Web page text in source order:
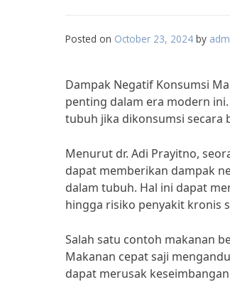
Posted on October 23, 2024 by
Dampak Negatif Konsumsi
penting dalam era modern
tubuh jika dikonsumsi secara
Menurut dr. Adi Prayitno,
dapat memberikan dampak
dalam tubuh. Hal ini dapat
hingga risiko penyakit kronis
Salah satu contoh makanan
Makanan cepat saji
dapat merusak